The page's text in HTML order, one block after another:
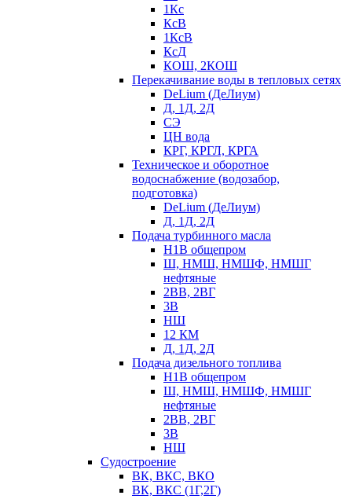
1Кс
КсВ
1КсВ
КсД
КОШ, 2КОШ
Перекачивание воды в тепловых сетях
DeLium (ДеЛиум)
Д, 1Д, 2Д
СЭ
ЦН вода
КРГ, КРГЛ, КРГА
Техническое и оборотное
водоснабжение (водозабор,
подготовка)
DeLium (ДеЛиум)
Д, 1Д, 2Д
Подача турбинного масла
Н1В общепром
Ш, НМШ, НМШФ, НМШГ
нефтяные
2ВВ, 2ВГ
3В
НШ
12 КМ
Д, 1Д, 2Д
Подача дизельного топлива
Н1В общепром
Ш, НМШ, НМШФ, НМШГ
нефтяные
2ВВ, 2ВГ
3В
НШ
Судостроение
ВК, ВКС, ВКО
ВК, ВКС (1Г,2Г)